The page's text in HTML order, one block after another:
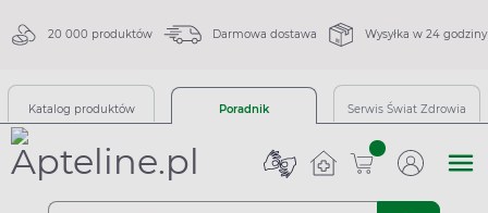
20 000 produktów Darmowa dostawa Wysyłka w 24 godziny
Katalog produktów Poradnik Serwis Świat Zdrowia
sztuk